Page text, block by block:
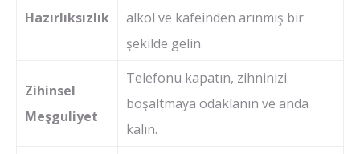
Hazırlıksızlık
alkol ve kafeinden arınmış bir
şekilde gelin.
Zihinsel
Meşguliyet
Telefonu kapatın, zihninizi
boşaltmaya odaklanın ve anda
kalın.